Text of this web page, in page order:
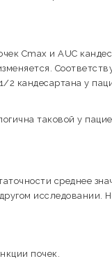
Сmах и AUC
2 кандесартана у
таковой у
среднее
исследовании.
почек.